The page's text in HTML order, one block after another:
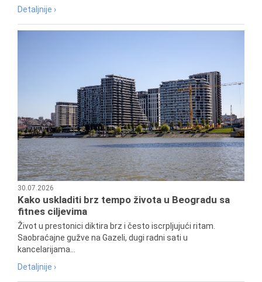
Detaljnije ›
30.07.2026
Kako uskladiti brz tempo života u Beogradu sa
fitnes ciljevima
Život u prestonici diktira brz i često iscrpljujući ritam.
Saobraćajne gužve na Gazeli, dugi radni sati u
kancelarijama...
Detaljnije ›